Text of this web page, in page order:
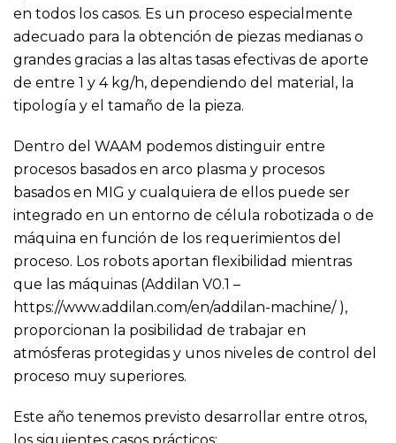
en todos los casos. Es un proceso especialmente
adecuado para la obtención de piezas medianas o
grandes gracias a las altas tasas efectivas de aporte
de entre 1 y 4 kg/h, dependiendo del material, la
tipología y el tamaño de la pieza.
Dentro del WAAM podemos distinguir entre
procesos basados en arco plasma y procesos
basados en MIG y cualquiera de ellos puede ser
integrado en un entorno de célula robotizada o de
máquina en función de los requerimientos del
proceso. Los robots aportan flexibilidad mientras
que las máquinas (Addilan V0.1 –
https://www.addilan.com/en/addilan-machine/),
proporcionan la posibilidad de trabajar en
atmósferas protegidas y unos niveles de control del
proceso muy superiores.
Este año tenemos previsto desarrollar entre otros,
los siguientes casos prácticos: